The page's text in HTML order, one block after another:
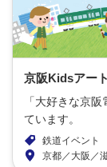
京阪Kidsアー
「大好きな京
ています。
鉄道イベント
京都／大阪／